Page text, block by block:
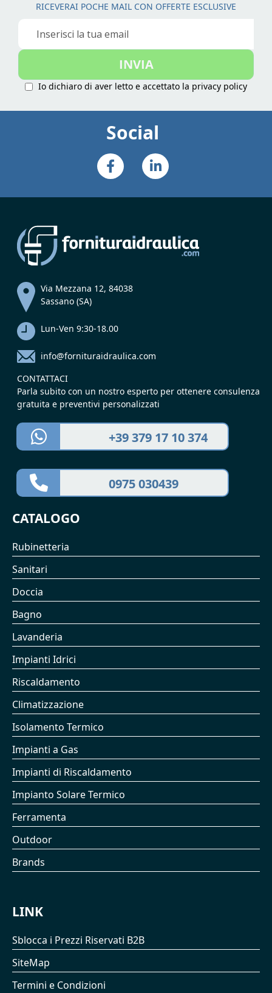
RICEVERAI POCHE MAIL CON OFFERTE ESCLUSIVE
Iscriviti
nostra
INVIA
Io dichiaro di aver letto e accettato la privacy policy
Social
Via Mezzana 12, 84038
Sassano (SA)
Lun-Ven 9:30-18.00
info@fornituraidraulica.com
CONTATTACI
Parla subito con un nostro esperto per ottenere consulenza
gratuita e preventivi personalizzati
+39 379 17 10 374
0975 030439
CATALOGO
Rubinetteria
Sanitari
Doccia
Bagno
Lavanderia
Impianti Idrici
Riscaldamento
Climatizzazione
Isolamento Termico
Impianti a Gas
Impianti di Riscaldamento
Impianto Solare Termico
Ferramenta
Outdoor
Brands
LINK
Sblocca i Prezzi Riservati B2B
SiteMap
Termini e Condizioni